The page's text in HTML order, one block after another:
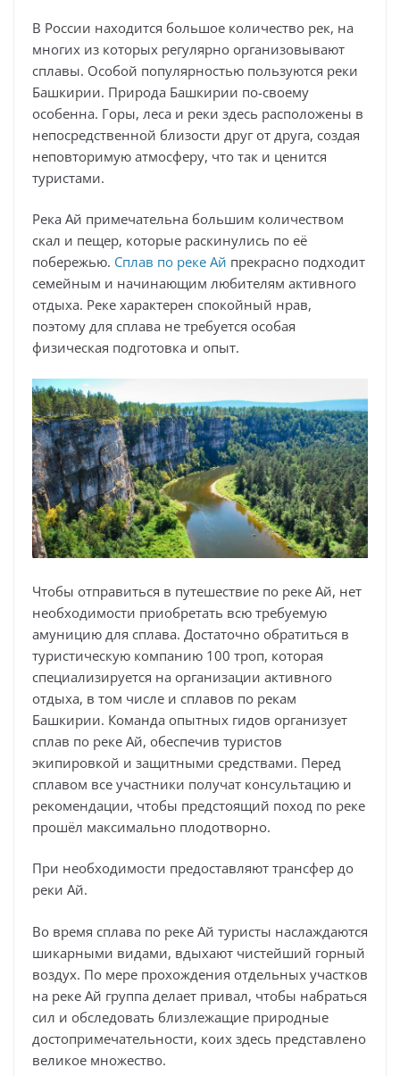
В России находится большое количество рек, на
многих из которых регулярно организовывают
сплавы. Особой популярностью пользуются реки
Башкирии. Природа Башкирии по-своему
особенна. Горы, леса и реки здесь расположены в
непосредственной близости друг от друга, создая
неповторимую атмосферу, что так и ценится
туристами.
Река Ай примечательна большим количеством
скал и пещер, которые раскинулись по её
побережью. Сплав по реке Ай прекрасно подходит
семейным и начинающим любителям активного
отдыха. Реке характерен спокойный нрав,
поэтому для сплава не требуется особая
физическая подготовка и опыт.
Чтобы отправиться в путешествие по реке Ай, нет
необходимости приобретать всю требуемую
амуницию для сплава. Достаточно обратиться в
туристическую компанию 100 троп, которая
специализируется на организации активного
отдыха, в том числе и сплавов по рекам
Башкирии. Команда опытных гидов организует
сплав по реке Ай, обеспечив туристов
экипировкой и защитными средствами. Перед
сплавом все участники получат консультацию и
рекомендации, чтобы предстоящий поход по реке
прошёл максимально плодотворно.
При необходимости предоставляют трансфер до
реки Ай.
Во время сплава по реке Ай туристы наслаждаются
шикарными видами, вдыхают чистейший горный
воздух. По мере прохождения отдельных участков
на реке Ай группа делает привал, чтобы набраться
сил и обследовать близлежащие природные
достопримечательности, коих здесь представлено
великое множество.